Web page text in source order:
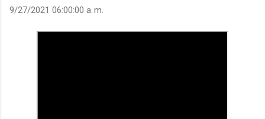
9/27/2021 06:00:00 a. m.